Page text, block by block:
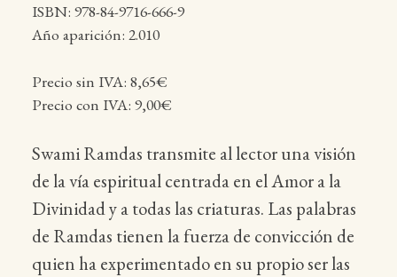
ISBN: 978-84-9716-666-9
Año aparición: 2.010
Precio sin IVA: 8,65€
Precio con IVA: 9,00€
Swami Ramdas transmite al lector una visión
de la vía espiritual centrada en el Amor a la
Divinidad y a todas las criaturas. Las palabras
de Ramdas tienen la fuerza de convicción de
quien ha experimentado en su propio ser las